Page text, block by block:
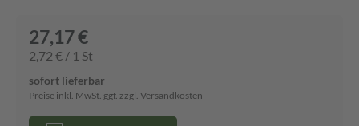
27,17 €
2,72 € / 1 St
sofort lieferbar
Preise inkl. MwSt. ggf. zzgl. Versandkosten